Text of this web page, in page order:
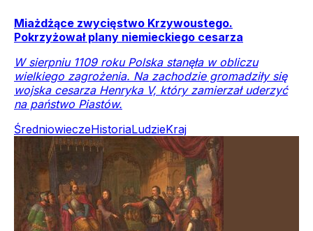
Miażdżące zwycięstwo Krzywoustego.
Pokrzyżował plany niemieckiego cesarza
W sierpniu 1109 roku Polska stanęła w obliczu
wielkiego zagrożenia. Na zachodzie gromadziły się
wojska cesarza Henryka V, który zamierzał uderzyć
na państwo Piastów.
ŚredniowieczeHistoriaLudzieKraj